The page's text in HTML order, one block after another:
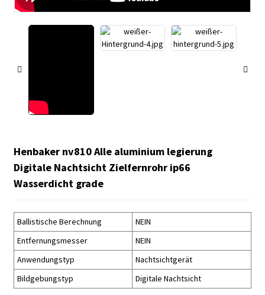
Henbaker nv810 Alle aluminium legierung
Digitale Nachtsicht Zielfernrohr ip66
Wasserdicht grade
Ballistische Berechnung
NEIN
Entfernungsmesser
NEIN
Anwendungstyp
Nachtsichtgerät
Bildgebungstyp
Digitale Nachtsicht